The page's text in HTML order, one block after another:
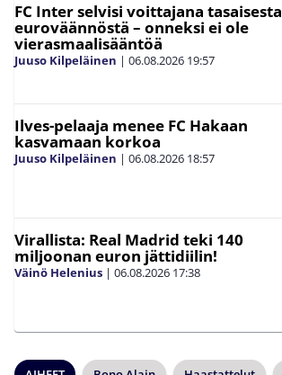
FC Inter selvisi voittajana tasaisesta
euroväännöstä – onneksi ei ole
vierasmaalisääntöä
Juuso Kilpeläinen | 06.08.2026 19:57
Ilves-pelaaja menee FC Hakaan
kasvamaan korkoa
Juuso Kilpeläinen | 06.08.2026 18:57
Virallista: Real Madrid teki 140
miljoonan euron jättidiilin!
Väinö Helenius | 06.08.2026 17:38